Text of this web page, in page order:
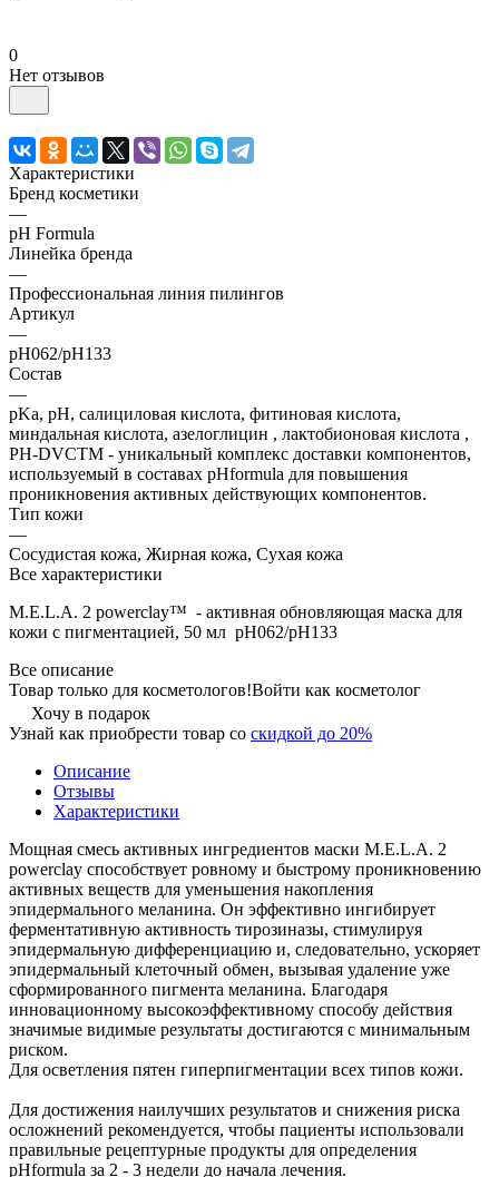
0
Нет отзывов
Характеристики
Бренд косметики
—
pH Formula
Линейка бренда
—
Профессиональная линия пилингов
Артикул
—
pH062/pH133
Состав
—
pKa, pH, салициловая кислота, фитиновая кислота,
миндальная кислота, азелоглицин , лактобионовая кислота ,
PH-DVCTM - уникальный комплекс доставки компонентов,
используемый в составах pHformula для повышения
проникновения активных действующих компонентов.
Тип кожи
—
Сосудистая кожа, Жирная кожа, Сухая кожа
Все характеристики
M.E.L.A. 2 powerclay™ - активная обновляющая маска для
кожи с пигментацией, 50 мл pH062/pH133
Все описание
Товар только для косметологов!Войти как косметолог
Хочу в подарок
Узнай как приобрести товар со скидкой до 20%
Описание
Отзывы
Характеристики
Мощная смесь активных ингредиентов маски M.E.L.A. 2
powerclay способствует ровному и быстрому проникновению
активных веществ для уменьшения накопления
эпидермального меланина. Он эффективно ингибирует
ферментативную активность тирозиназы, стимулируя
эпидермальную дифференциацию и, следовательно, ускоряет
эпидермальный клеточный обмен, вызывая удаление уже
сформированного пигмента меланина. Благодаря
инновационному высокоэффективному способу действия
значимые видимые результаты достигаются с минимальным
риском.
Для осветления пятен гиперпигментации всех типов кожи.
Для достижения наилучших результатов и снижения риска
осложнений рекомендуется, чтобы пациенты использовали
правильные рецептурные продукты для определения
pHformula за 2 - 3 недели до начала лечения.